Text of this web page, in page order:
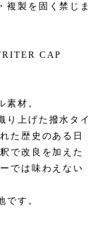
複製を固く禁じま
CAP
素材。
り上げた撥水タイ
た歴史のある日
で改良を加えた
では味わえない
です。